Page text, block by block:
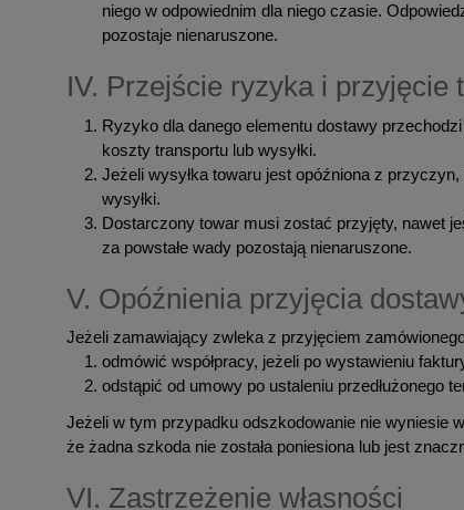
niego w odpowiednim dla niego czasie.
pozostaje nienaruszone.
IV. Przejście ryzyka i przyjęcie
Ryzyko dla danego elementu dostawy
koszty transportu lub wysyłki.
Jeżeli wysyłka towaru jest opóźniona z
wysyłki.
Dostarczony towar musi zostać przyjęty, nawet
za powstałe wady pozostają nienaruszone.
V. Opóźnienia przyjęcia
Jeżeli zamawiający zwleka z przyjęciem
odmówić współpracy, jeżeli po wystawieniu
odstąpić od umowy po ustaleniu przedłużonego
Jeżeli w tym przypadku odszkodowanie nie wyniesie
że żadna szkoda nie została poniesiona lub jest
VI. Zastrzeżenie własności